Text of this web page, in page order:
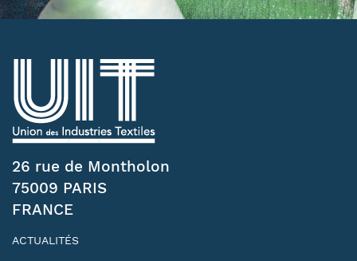
26 rue de Montholon
75009 PARIS
FRANCE
ACTUALITÉS